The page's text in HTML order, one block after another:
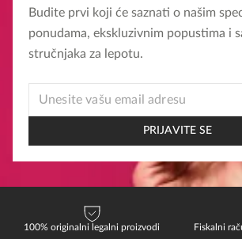
Budite prvi koji će saznati o našim
ponudama, ekskluzivnim popustima i
stručnjaka za lepotu.
* *
PRIJAVITE SE
100% originalni legalni proizvodi Fiskalni